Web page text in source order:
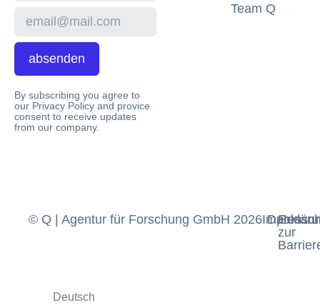
absenden
By subscribing you agree to
our Privacy Policy and provice
consent to receive updates
from our company.
Team Q
© Q | Agentur für Forschung GmbH 2026
zur
Deutsch